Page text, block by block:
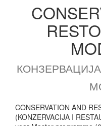
CONSERVATION AND
(KONZERVACIJA I